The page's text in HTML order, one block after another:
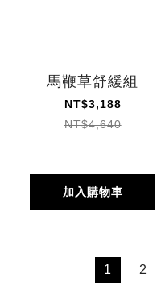
馬鞭草舒緩組
NT$3,188
NT$4,640
加入購物車
1 2